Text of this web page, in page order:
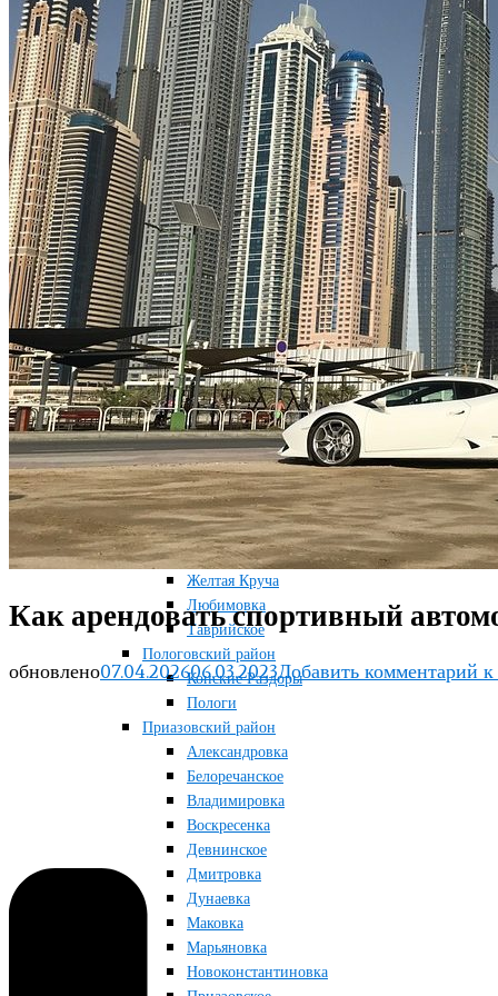
Астраханка
Высокое
Заречное
Константиновка
Мелитополь
Мордвиновка
Новопилиповка
Орлово
Светлодолинское
Спасское
Старобогдановка
Терпенье
Тихоновка
Михайловский район
Братское
Зразковое
Марьяновка
Плодородное
Новониколаевский район
Новосоленое
Терноватое
Терсянка
Ореховский район
Желтая Круча
Любимовка
Таврийское
Пологовский район
Конские Раздоры
Пологи
Приазовский район
Александровка
Белоречанское
Владимировка
Воскресенка
Девнинское
Дмитровка
Дунаевка
Маковка
Марьяновка
Новоконстантиновка
Как арендовать спортивный
обновлено07.04.202606.03.2023Добавить комментарий к